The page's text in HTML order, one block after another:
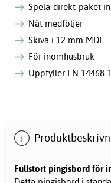
Spela-direkt-paket
Nät medföljer
Skiva i 12 mm MDF
För inomhusbruk
Uppfyller EN 14468-1
Fullstort pingisbord för